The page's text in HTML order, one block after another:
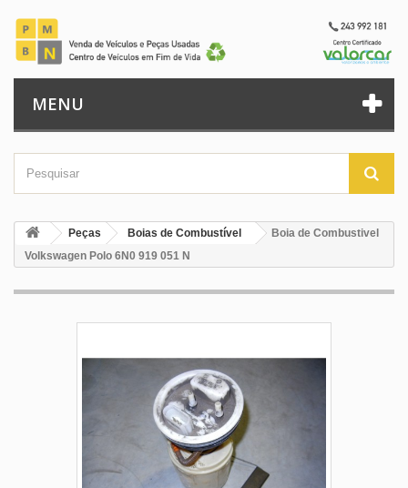
MENU
Peças Boias de Combustível
Boia de Combustivel
Volkswagen Polo 6N0 919 051 N